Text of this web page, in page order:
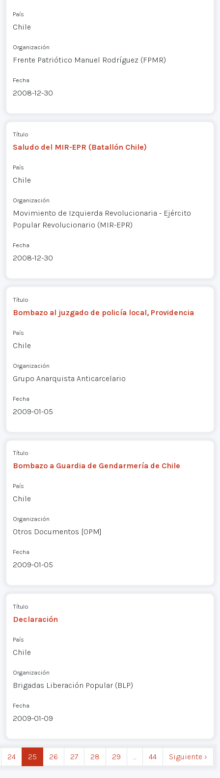
País
Chile
Organización
Frente Patriótico Manuel Rodríguez (FPMR)
Fecha
2008-12-30
Título
Saludo del MIR-EPR (Batallón Chile)
País
Chile
Organización
Movimiento de Izquierda Revolucionaria - Ejército
Popular Revolucionario (MIR-EPR)
Fecha
2008-12-30
Título
Bombazo al juzgado de policía local, Providencia
País
Chile
Organización
Grupo Anarquista Anticarcelario
Fecha
2009-01-05
Título
Bombazo a Guardia de Gendarmería de Chile
País
Chile
Organización
Otros Documentos [OPM]
Fecha
2009-01-05
Título
Declaración
País
Chile
Organización
Brigadas Liberación Popular (BLP)
Fecha
2009-01-09
24 25 26 27 28 29 … 44 Siguiente ›